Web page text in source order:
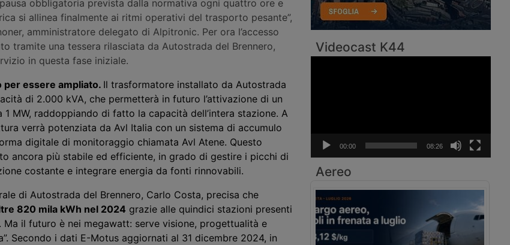
obbligatoria prevista dalla normativa ogni quattro ore e
si allinea finalmente ai ritmi operativi del trasporto pesante”,
amministratore delegato di Alpitronic. Per ora l’accesso
tramite una tessera rilasciata da Autostrada del Brennero,
in questa fase iniziale.
essere ampliato. Il trasformatore installato da Autostrada
di 2.000 kVA, che permetterà in futuro l’attivazione di un
1 MW, raddoppiando di fatto la capacità dell’intera stazione. A
verrà potenziata da Avl Italia con un sistema di accumulo
digitale di monitoraggio chiamata Avl Atene. Questo
ancora più stabile ed efficiente, in grado di gestire i picchi di
costante e integrare energia da fonti rinnovabili.
di Autostrada del Brennero, Carlo Costa, precisa che
820 mila kWh nel 2024 grazie alle quindici stazioni presenti
il futuro è nei megawatt: serve visione, progettualità e
Secondo i dati E-Motus aggiornati al 31 dicembre 2024, in
Videocast K44
00:00 08:26
Aereo